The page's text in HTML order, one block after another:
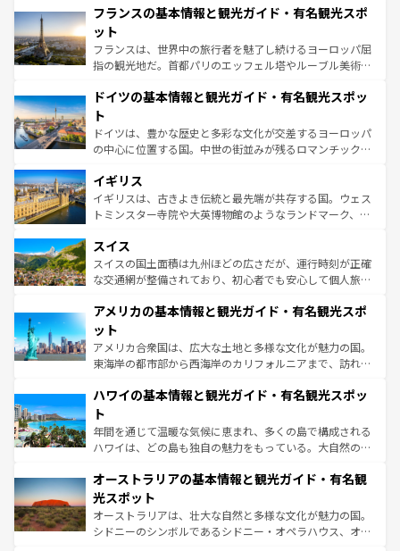
なお、新着のイタリア情報はコンテンツ一覧を参照してほ
しい。
文化が根付くこの国では、情熱的なフラメンコ、熱気あふ
れる闘牛、そして美味しいタパスが生活の一部となってい
る。首都マドリードの洗練された雰囲気や、バルセロナの
アートに溢れた街角から、地方では古代ローマ遺跡や中世
せる。地方によって風土や気候が異なるスペインはその個
ンテンツ一覧 を参照してほしい。
フランスの基本情報と観光ガイド・有名観光スポ
ット
フランスは、世界中の旅行者を魅了し続けるヨーロッパ屈
指の観光地だ。首都パリのエッフェル塔やルーブル美術館
で、幅広い魅力が詰まっている。華麗な宮殿、歴史的な大
聖堂、美しいビーチ、そして豊かな自然が、訪れる者を心
から魅了する。また、フランスは美食の国としても知ら
れ、フランス料理はユネスコ無形文化遺産にも登録されて
香り高いラベンダー畑など、多彩な楽しみ方が可能だ。さ
らに、パリ以外の地域にも魅力が溢れており、どの街角に
も豊かな歴史と文化が息づいている。パリ以外の個性あふ
を参照してほしい。
ドイツの基本情報と観光ガイド・有名観光スポッ
ト
ドイツは、豊かな歴史と多彩な文化が交差するヨーロッパ
の中心に位置する国。中世の街並みが残るロマンチック街
顔を持つこの国は、どこを歩いても飽きることがない。ベ
ルリンの文化的活気、バイエルン州のアルプスの絶景、そ
してライン川沿いのワイン畑といった風景は必見。ビール
は、お酒好きな人にはぜひ体験してほしい。 なお、新着の
ドイツ情報はコンテンツ一覧を参照してほしい。
イギリス
イギリスは、古きよき伝統と最先端が共存する国。ウェス
トミンスター寺院や大英博物館のようなランドマーク、歴
リアごとに異なる魅力がある。また、優雅なアフタヌーン
ティー、ビール好きにはたまらない英国パブ、サッカー観
戦など、本場だからこそできる体験も豊富。イギリスを旅
ンツ一覧を参照してほしい。
スイス
スイスの国土面積は九州ほどの広さだが、運行時刻が正確
な交通網が整備されており、初心者でも安心して個人旅行
の建物がそのまま残る町や、スイスならではのユニークな
博物館もあり、アルプス観光だけでなく町歩きも満喫する
ことができる。国民の所得が高いため物価も高いが、旅行
者向けの交通パス提供のサービスもあり、うまく活用すれ
着のスイス情報はコンテンツ一覧を参照してほしい。
アメリカの基本情報と観光ガイド・有名観光スポ
ット
アメリカ合衆国は、広大な土地と多様な文化が魅力の国。
東海岸の都市部から西海岸のカリフォルニアまで、訪れる
のような巨大都市は、観光、ショッピング、エンターテイ
ンメントが詰まった刺激的なスポットだ。一方、アメリカ
西部には大自然が広がり、グランドキャニオンやイエロー
ストーン国立公園といった絶景が堪能できる。さらに、南
文化が魅力。旅行者はアメリカの各地域で異なる魅力を楽
しみながら、その多様性と豊かな歴史を感じることができ
るだろう。車でのロードトリップや列車の旅も、アメリカ
ならではの贅沢な旅のスタイルだ。 なお、新着のアメリカ
情報は コンテンツ一覧 を参照してほしい。
ハワイの基本情報と観光ガイド・有名観光スポッ
ト
年間を通じて温暖な気候に恵まれ、多くの島で構成される
ハワイは、どの島も独自の魅力をもっている。大自然の神
ワイ島は見逃せない。また、定番の観光地といえばオアフ
島だが、静かな自然を求めるならマウイ島やカウアイ島が
おすすめ。エメラルドグリーンに輝く海をはじめ、豊かな
文化や歴史が息づいている。「アロハスピリット」と呼ば
オーストラリアの基本情報と観光ガイド・有名観
光スポット
オーストラリアは、壮大な自然と多様な文化が魅力の国。
シドニーのシンボルであるシドニー・オペラハウス、オー